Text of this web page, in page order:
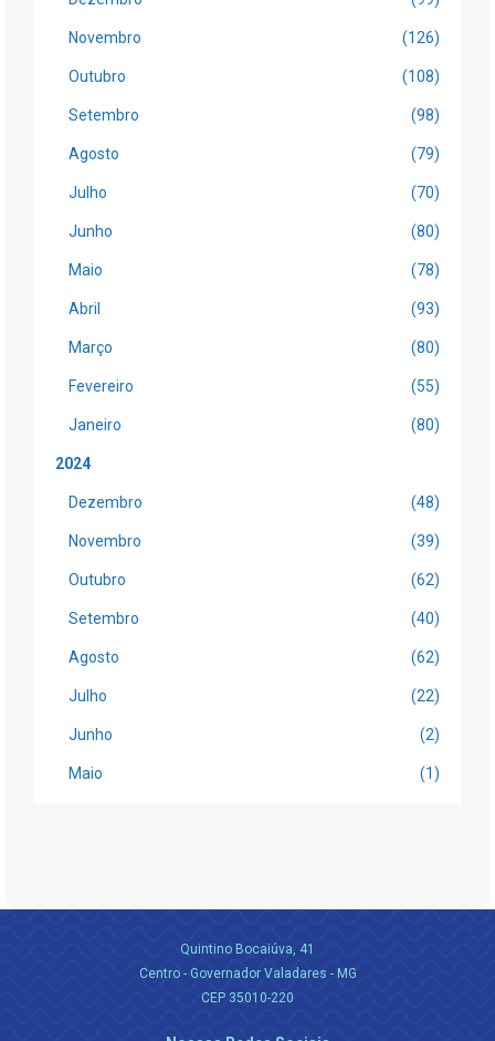
Novembro (126)
Outubro (108)
Setembro (98)
Agosto (79)
Julho (70)
Junho (80)
Maio (78)
Abril (93)
Março (80)
Fevereiro (55)
Janeiro (80)
2024
Dezembro (48)
Novembro (39)
Outubro (62)
Setembro (40)
Agosto (62)
Julho (22)
Junho (2)
Maio (1)
Quintino Bocaiúva, 41
Centro - Governador Valadares - MG
CEP 35010-220